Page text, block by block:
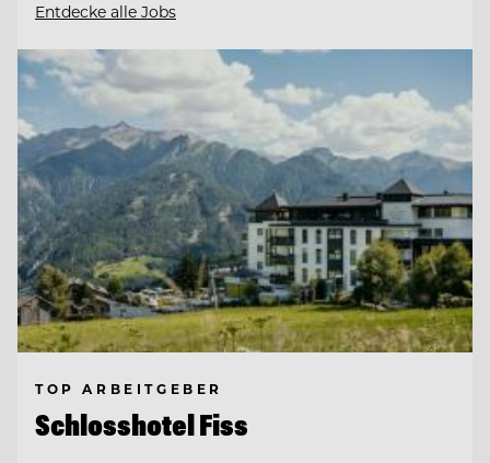
Entdecke alle Jobs
TOP ARBEITGEBER
Schlosshotel Fiss